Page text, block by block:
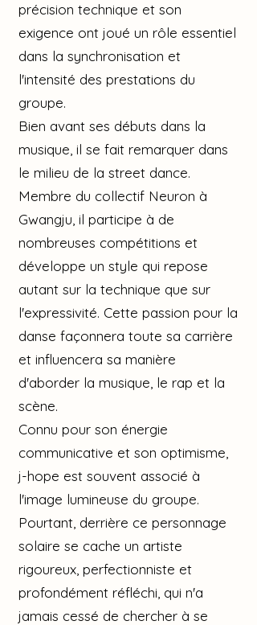
précision technique et son
exigence ont joué un rôle essentiel
dans la synchronisation et
l'intensité des prestations du
groupe.
Bien avant ses débuts dans la
musique, il se fait remarquer dans
le milieu de la street dance.
Membre du collectif Neuron à
Gwangju, il participe à de
nombreuses compétitions et
développe un style qui repose
autant sur la technique que sur
l'expressivité. Cette passion pour la
danse façonnera toute sa carrière
et influencera sa manière
d'aborder la musique, le rap et la
scène.
Connu pour son énergie
communicative et son optimisme,
j-hope est souvent associé à
l'image lumineuse du groupe.
Pourtant, derrière ce personnage
solaire se cache un artiste
rigoureux, perfectionniste et
profondément réfléchi, qui n'a
jamais cessé de chercher à se